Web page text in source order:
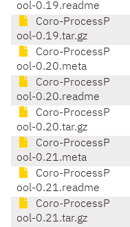
ool-0.19.readme
Coro-ProcessP
ool-0.19.tar.gz
Coro-ProcessP
ool-0.20.meta
Coro-ProcessP
ool-0.20.readme
Coro-ProcessP
ool-0.20.tar.gz
Coro-ProcessP
ool-0.21.meta
Coro-ProcessP
ool-0.21.readme
Coro-ProcessP
ool-0.21.tar.gz